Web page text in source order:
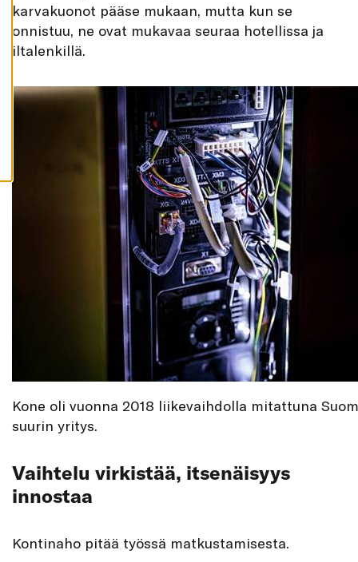
A
K
K
I
Ä
S
karvakuonot pääse mukaan, mutta kun se
onnistuu, ne ovat mukavaa seuraa hotellissa ja
iltalenkillä.
Kone oli vuonna 2018 liikevaihdolla mitattuna
suurin yritys.
Vaihtelu virkistää, itsenäisyys
innostaa
Kontinaho pitää työssä matkustamisesta.